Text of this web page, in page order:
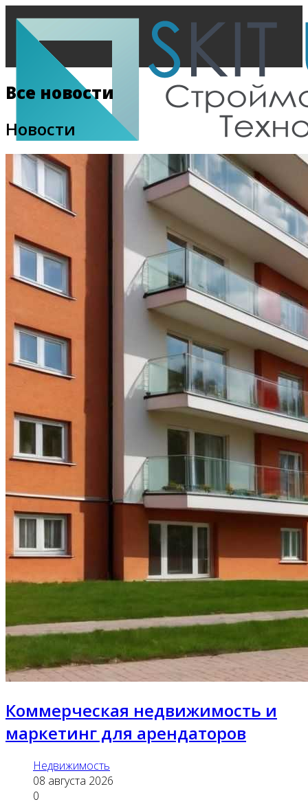
Главная
Все новости
Видео
Все новости
Новости
Коммерческая недвижимость и
маркетинг для арендаторов
Недвижимость
08 августа 2026
0